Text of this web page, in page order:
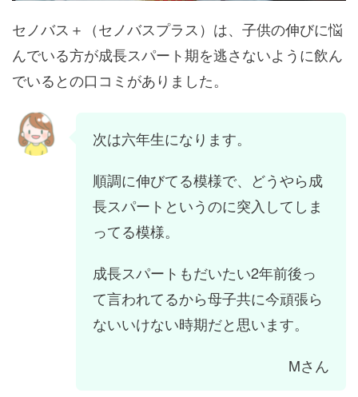
セノバス＋（セノバスプラス）は、子供の伸びに悩
んでいる方が成長スパート期を逃さないように飲ん
でいるとの口コミがありました。
次は六年生になります。
順調に伸びてる模様で、どうやら成
長スパートというのに突入してしま
ってる模様。
成長スパートもだいたい2年前後っ
て言われてるから母子共に今頑張ら
ないいけない時期だと思います。
Mさん